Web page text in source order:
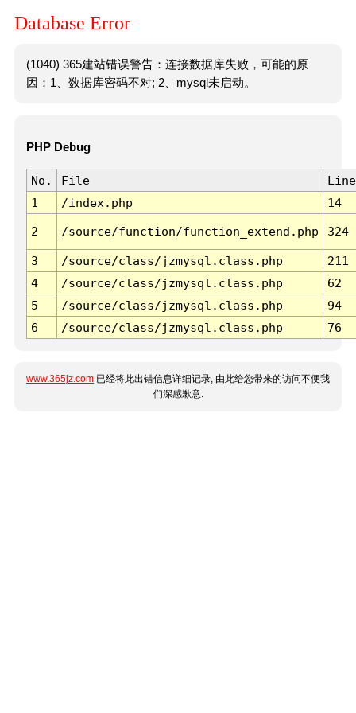
Database Error
(1040) 365建站错误警告：连接数据库失败，可能的原
因：1、数据库密码不对; 2、mysql未启动。
PHP Debug
No. File
Line
1
/index.php 14
2 /source/function/function_extend.php 324
3 /source/class/jzmysql.class.php
211
4
/source/class/jzmysql.class.php
62
5
/source/class/jzmysql.class.php
94
6
/source/class/jzmysql.class.php 76
www.365jz.com 已经将此出错信息详细记录, 由此给您带来的访问不便我
们深感歉意.